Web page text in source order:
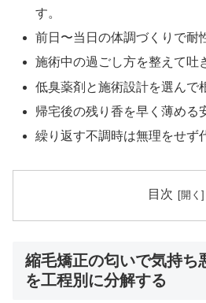
す。
前日〜当日の体調づくりで耐
施術中の過ごし方を整えて吐
低臭薬剤と施術設計を選んで
帰宅後の残り香を早く薄める
繰り返す不調時は無理をせず
目次
縮毛矯正の匂いで気持ち
を工程別に分解する